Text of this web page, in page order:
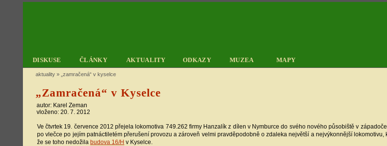
DISKUSE ČLÁNKY AKTUALITY ODKAZY MUZEA MAPY
aktuality » „zamračená“ v kyselce
„Zamračená“ v Kyselce
autor: Karel Zeman
vloženo: 20. 7. 2012
Ve čtvrtek 19. července 2012 přejela lokomotiva 749.262 firmy Hanzalík z dílen v Nymburce do svého nového působiště v
po vlečce po jejím patnáctiletém přerušení provozu a zároveň velmi pravděpodobně o zdaleka největší a nejvýkonnější
že se toho nedožila budova 16/H v Kyselce.